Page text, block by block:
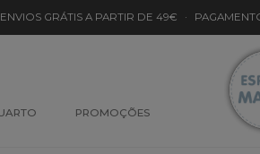
ENVIOS GRÁTIS A PARTIR DE 49€ ·
PROMOÇÕES